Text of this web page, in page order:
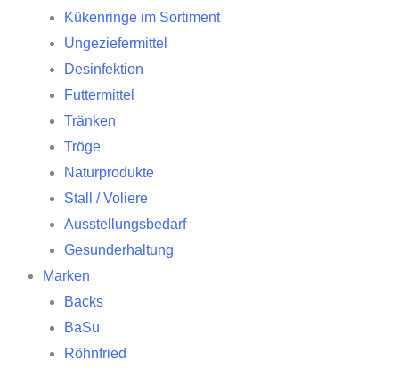
Kükenringe im Sortiment
Ungeziefermittel
Desinfektion
Futtermittel
Tränken
Tröge
Naturprodukte
Stall / Voliere
Ausstellungsbedarf
Gesunderhaltung
Marken
Backs
BaSu
Röhnfried